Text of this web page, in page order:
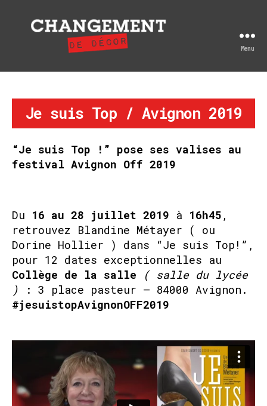
de
Menu
Je suis Top / Avignon 2019
“Je suis Top !” pose ses valises au
festival Avignon Off 2019
Du 16 au 28 juillet 2019 à 16h45 ,
retrouvez Blandine Métayer ( ou
Dorine Hollier ) dans “Je suis Top!”,
pour 12 dates exceptionnelles au
Collège de la salle
( salle du lycée
)
: 3 place pasteur – 84000 Avignon.
#jesuistopAvignonOFF2019